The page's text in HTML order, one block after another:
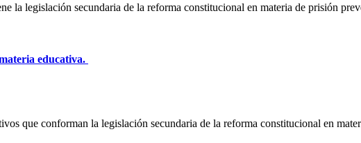
la legislación secundaria de la reforma constitucional en materia de prisión
educativa.
que conforman la legislación secundaria de la reforma constitucional en